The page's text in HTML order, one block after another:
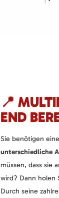
📍
END
Sie benötigen
unterschiedliche
müssen, dass sie
wird? Dann holen
Durch seine